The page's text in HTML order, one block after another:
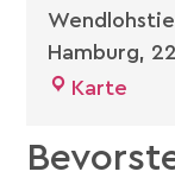
Hamburg,
Karte